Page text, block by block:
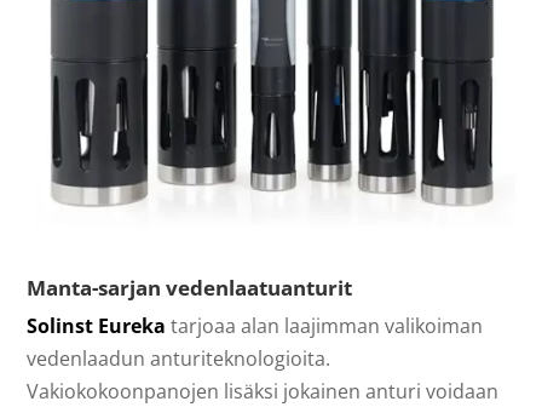
Manta-sarjan vedenlaatuanturit
Solinst Eureka tarjoaa alan laajimman valikoiman
vedenlaadun anturiteknologioita.
Vakiokokoonpanojen lisäksi jokainen anturi voidaan